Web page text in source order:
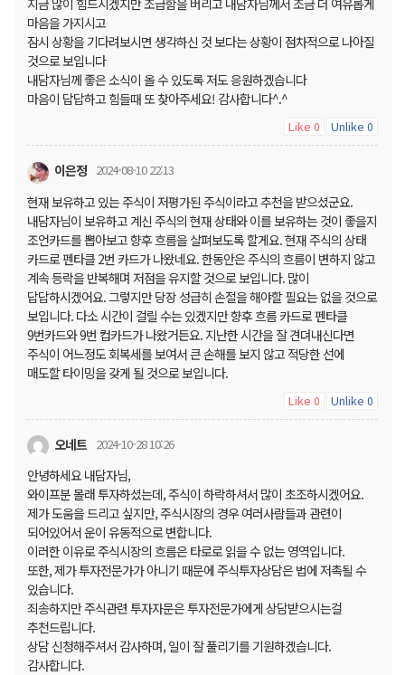
지금 많이 힘드시겠지만 조급함을 버리고 내담자님께서 조금 더 여유롭게
마음을 가지시고
잠시 상황을 기다려보시면 생각하신 것 보다는 상황이 점차적으로 나아질
것으로 보입니다
내담자님께 좋은 소식이 올 수 있도록 저도 응원하겠습니다
마음이 답답하고 힘들때 또 찾아주세요! 감사합니다^.^
Like 0 Unlike 0
이은정 2024-08-10 22:13
현재 보유하고 있는 주식이 저평가된 주식이라고 추천을 받으셨군요.
내담자님이 보유하고 계신 주식의 현재 상태와 이를 보유하는 것이 좋을지
조언카드를 뽑아보고 향후 흐름을 살펴보도록 할게요. 현재 주식의 상태
카드로 펜타클 2번 카드가 나왔네요. 한동안은 주식의 흐름이 변하지 않고
계속 등락을 반복해며 저점을 유지할 것으로 보입니다. 많이
답답하시겠어요. 그렇지만 당장 성급히 손절을 해야할 필요는 없을 것으로
보입니다. 다소 시간이 걸릴 수는 있겠지만 향후 흐름 카드로 펜타클
9번카드와 9번 컵카드가 나왔거든요. 지난한 시간을 잘 견뎌내신다면
주식이 어느정도 회복세를 보여서 큰 손해를 보지 않고 적당한 선에
매도할 타이밍을 갖게 될 것으로 보입니다.
Like 0 Unlike 0
오네트 2024-10-28 10:26
안녕하세요 내담자님,
와이프분 몰래 투자하셨는데, 주식이 하락하셔서 많이 초조하시겠어요.
제가 도움을 드리고 싶지만, 주식시장의 경우 여러사람들과 관련이
되어있어서 운이 유동적으로 변합니다.
이러한 이유로 주식시장의 흐름은 타로로 읽을 수 없는 영역입니다.
또한, 제가 투자전문가가 아니기 때문에 주식투자상담은 법에 저촉될 수
있습니다.
죄송하지만 주식관련 투자자문은 투자전문가에게 상담받으시는걸
추천드립니다.
상담 신청해주셔서 감사하며, 일이 잘 풀리기를 기원하겠습니다.
감사합니다.